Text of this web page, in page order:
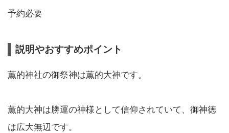
予約必要
説明やおすすめポイント
薫的神社の御祭神は薫的大神です。
薫的大神は勝運の神様として信仰されていて、御神徳
は広大無辺です。